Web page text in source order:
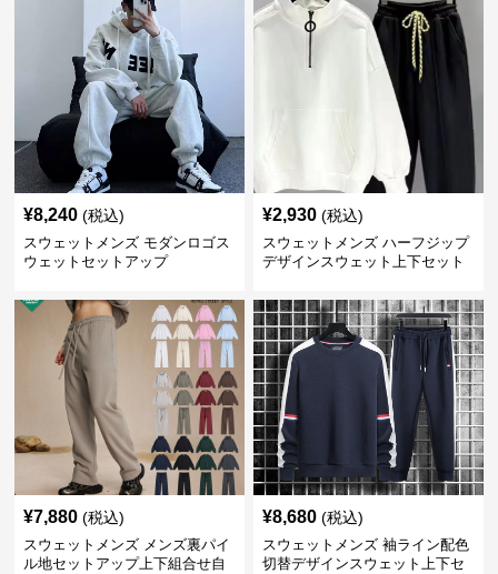
¥8,240 (税込)
スウェットメンズ モダンロゴス
ウェットセットアップ
¥2,930 (税込)
スウェットメンズ ハーフジップ
デザインスウェット上下セット
¥7,880 (税込)
スウェットメンズ メンズ裏パイ
ル地セットアップ上下組合せ自
¥8,680 (税込)
スウェットメンズ 袖ライン配色
切替デザインスウェット上下セ